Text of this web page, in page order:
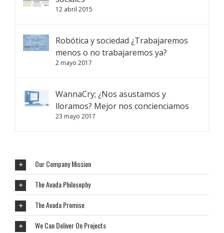
12 abril 2015
Robótica y sociedad ¿Trabajaremos
menos o no trabajaremos ya?
2 mayo 2017
WannaCry; ¿Nos asustamos y
lloramos? Mejor nos concienciamos
23 mayo 2017
Our Company Mission
The Avada Philosophy
The Avada Promise
We Can Deliver On Projects